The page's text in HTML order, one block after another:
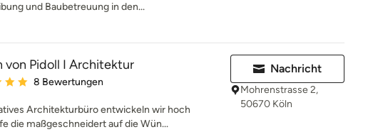
und Baubetreuung in den...
von Pidoll I Architektur
Bewertung: 5 von 5 Sternen
8 Bewertungen
Architekturbüro entwickeln wir hoch
die maßgeschneidert auf die Wün...
Nachricht
Mohrenstrasse 2,
50670 Köln